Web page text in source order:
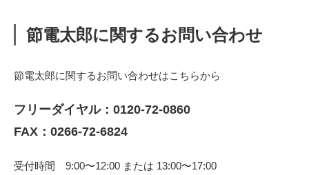
節電太郎に関するお問い合わせ
節電太郎に関するお問い合わせはこちらから
フリーダイヤル： 0120-72-0860
FAX：0266-72-6824
受付時間 9:00〜12:00 または 13:00〜17:00